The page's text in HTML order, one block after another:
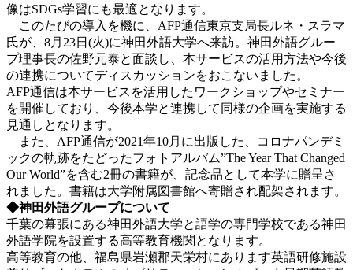
像はSDGs学習にも最適となります。
このたびの導入を機に、AFP通信東京支局長ルネ・スラマ
氏が、8月23日(火)に神田外語大学へ来訪。神田外語グルー
プ理事長の佐野元泰と面談し、本サービスの活用方法や今後
の連携についてディスカッションをおこないました。
AFP通信は本サービスを活用したワークショップやセミナー
を開催しており、今後本学と連携して同様の企画を実施する
見通しとなります。
また、AFP通信が2021年10月に出版した、コロナパンデミ
ックの軌跡をたどったフォトアルバム”The Year That Changed
Our World”を含む2冊の書籍が、記念品として本学に贈呈さ
れました。書籍は大学附属図書館へ寄贈され配架されます。
◆神田外語グループについて
千葉の幕張にある神田外語大学と語学の専門学校である神田
外語学院を設置する高等教育機関となります。
高等教育の他、福島県岩瀬郡天栄村にあります英語研修施設